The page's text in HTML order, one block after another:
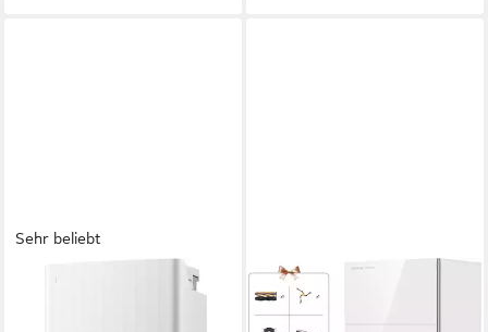
Sehr beliebt
ROBOROCK DREAME
Saugroboter X60 Pro Ultra